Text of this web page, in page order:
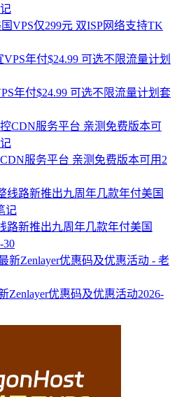
VPS仅299元 双ISP网络支持TK
年付$24.99 可选不限流量计划套
服务平台 亲测免费版本可用2
路新推出九周年几款年付美国
30
Zenlayer优惠码及优惠活动2026-